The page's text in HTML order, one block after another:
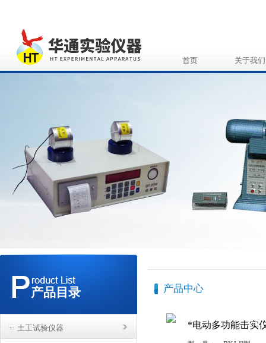
首页 关于我们
产品目录
土工试验仪器
产品中心
*电动多功能击实